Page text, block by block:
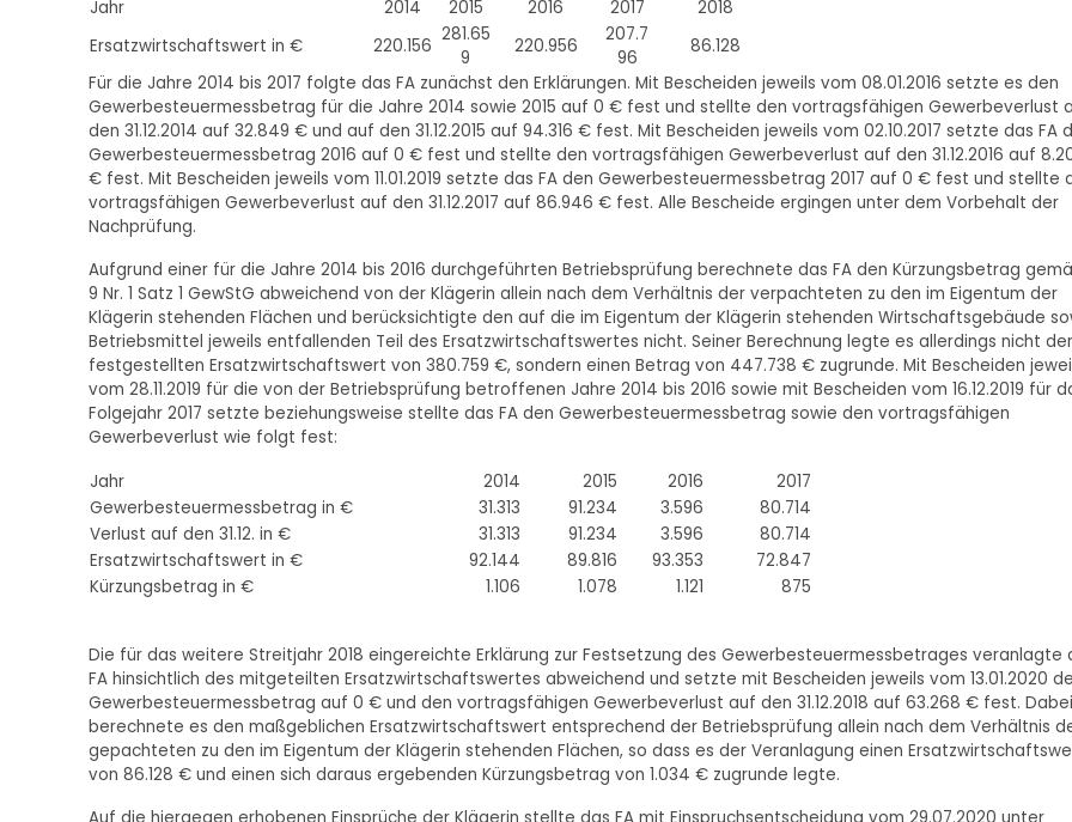
Jahr
2014 2015 2016 2017
2018
Ersatzwirtschaftswert in €
220.156
281.65
9
220.956
207.7
96
86.128
Für die Jahre 2014 bis 2017 folgte das FA zunächst den Erklärungen. Mit Bescheiden jeweils vom 08.01.2016 setzte es den
Gewerbesteuermessbetrag für die Jahre 2014 sowie 2015 auf 0 € fest und stellte den vortragsfähigen Gewerbeverlust
den 31.12.2014 auf 32.849 € und auf den 31.12.2015 auf 94.316 € fest. Mit Bescheiden jeweils vom 02.10.2017 setzte das FA
Gewerbesteuermessbetrag 2016 auf 0 € fest und stellte den vortragsfähigen Gewerbeverlust auf den 31.12.2016 auf
€ fest. Mit Bescheiden jeweils vom 11.01.2019 setzte das FA den Gewerbesteuermessbetrag 2017 auf 0 € fest und stellte
vortragsfähigen Gewerbeverlust auf den 31.12.2017 auf 86.946 € fest. Alle Bescheide ergingen unter dem Vorbehalt der
Nachprüfung.
Aufgrund einer für die Jahre 2014 bis 2016 durchgeführten Betriebsprüfung berechnete das FA den Kürzungsbetrag
9 Nr. 1 Satz 1 GewStG abweichend von der Klägerin allein nach dem Verhältnis der verpachteten zu den im Eigentum der
Klägerin stehenden Flächen und berücksichtigte den auf die im Eigentum der Klägerin stehenden Wirtschaftsgebäude
Betriebsmittel jeweils entfallenden Teil des Ersatzwirtschaftswertes nicht. Seiner Berechnung legte es allerdings nicht
festgestellten Ersatzwirtschaftswert von 380.759 €, sondern einen Betrag von 447.738 € zugrunde. Mit Bescheiden
vom 28.11.2019 für die von der Betriebsprüfung betroffenen Jahre 2014 bis 2016 sowie mit Bescheiden vom 16.12.2019 für
Folgejahr 2017 setzte beziehungsweise stellte das FA den Gewerbesteuermessbetrag sowie den vortragsfähigen
Gewerbeverlust wie folgt fest:
Jahr
2014 2015 2016
2017
Gewerbesteuermessbetrag in €
31.313 91.234 3.596
80.714
Verlust auf den 31.12. in €
31.313 91.234 3.596
80.714
Ersatzwirtschaftswert in €
92.144 89.816 93.353
72.847
Kürzungsbetrag in €
1.106 1.078 1.121 875
Die für das weitere Streitjahr 2018 eingereichte Erklärung zur Festsetzung des Gewerbesteuermessbetrages veranlagte
FA hinsichtlich des mitgeteilten Ersatzwirtschaftswertes abweichend und setzte mit Bescheiden jeweils vom 13.01.2020
Gewerbesteuermessbetrag auf 0 € und den vortragsfähigen Gewerbeverlust auf den 31.12.2018 auf 63.268 € fest. Dabei
berechnete es den maßgeblichen Ersatzwirtschaftswert entsprechend der Betriebsprüfung allein nach dem Verhältnis
gepachteten zu den im Eigentum der Klägerin stehenden Flächen, so dass es der Veranlagung einen
von 86.128 € und einen sich daraus ergebenden Kürzungsbetrag von 1.034 € zugrunde legte.